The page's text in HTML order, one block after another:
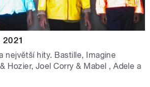
největší hity. Bastille, Imagine
Hozier, Joel Corry & Mabel , Adele a